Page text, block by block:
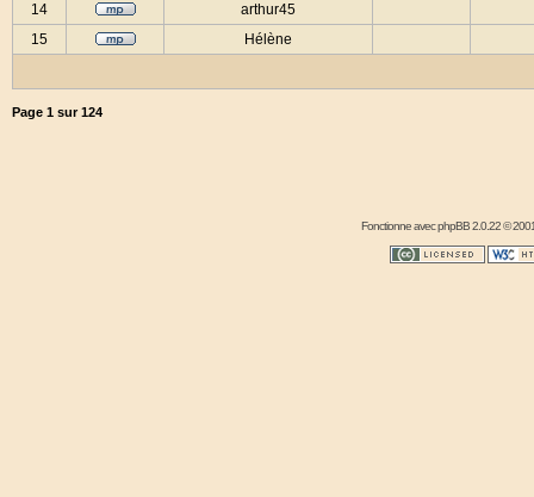
14
arthur45
15
Hélène
Page 1 sur124
Fonctionne avecphpBB2.0.22 ©